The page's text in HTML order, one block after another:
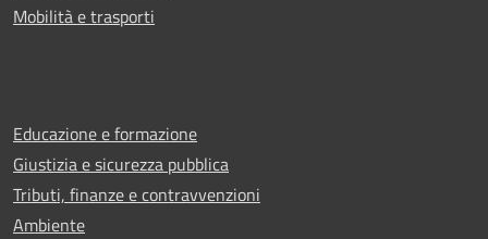
Mobilità e trasporti
Educazione e formazione
Giustizia e sicurezza pubblica
Tributi, finanze e contravvenzioni
Ambiente